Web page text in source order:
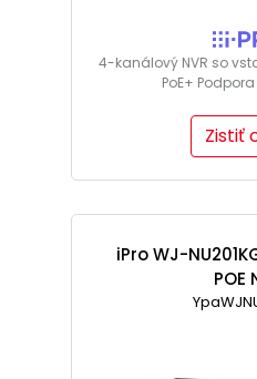
4-kanálový NVR so
PoE+
Zistiť
iPro WJ-
POE